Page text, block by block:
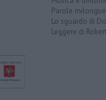
Parole
Lo sguardo di
Leggere di